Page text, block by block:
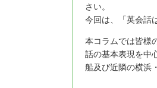
さい。
今回は、「英会話
本コラムでは皆様
話の基本表現を中
船及び近隣の横浜